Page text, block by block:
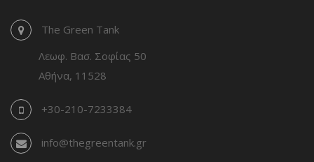
The Green Tank
Λεωφ. Βασ. Σοφίας 50
Αθήνα, 11528
+30-210-7233384
info@thegreentank.gr